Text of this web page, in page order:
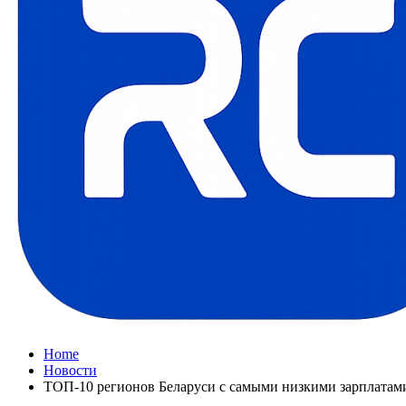
Home
Новости
ТОП-10 регионов Беларуси с самыми низкими